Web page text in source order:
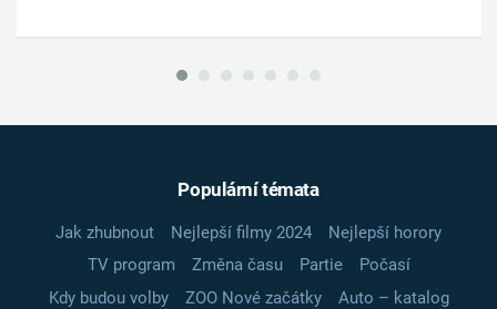
Populární témata
Jak zhubnout Nejlepší filmy 2024
Nejlepší horory
TV program
Změna času Partie
Počasí
Kdy budou volby
ZOO Nové začátky
Auto – katalog